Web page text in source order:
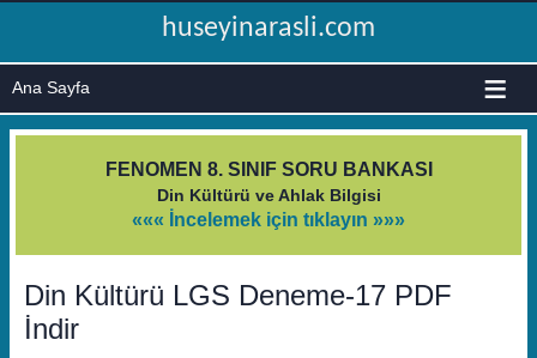
huseyinarasli.com
≡
FENOMEN 8. SINIF SORU BANKASI
Din Kültürü ve Ahlak Bilgisi
««« İncelemek için tıklayın »»»
Din Kültürü LGS Deneme-17 PDF
İndir